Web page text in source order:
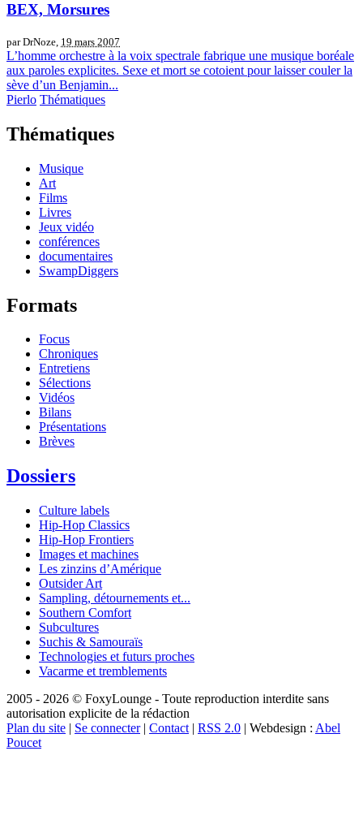
BEX, Morsures
par DrNoze, 19 mars 2007
L’homme orchestre à la voix spectrale fabrique une musique boréale
aux paroles explicites. Sexe et mort se cotoient pour laisser couler la
sève d’un Benjamin...
Pierlo Thématiques
Thématiques
Musique
Art
Films
Livres
Jeux vidéo
conférences
documentaires
SwampDiggers
Formats
Focus
Chroniques
Entretiens
Sélections
Vidéos
Bilans
Présentations
Brèves
Dossiers
Culture labels
Hip-Hop Classics
Hip-Hop Frontiers
Images et machines
Les zinzins d’Amérique
Outsider Art
Sampling, détournements et...
Southern Comfort
Subcultures
Suchis & Samouraïs
Technologies et futurs proches
Vacarme et tremblements
2005 - 2026 © FoxyLounge - Toute reproduction interdite sans
autorisation explicite de la rédaction
Plan du site | Se connecter| Contact | RSS 2.0 | Webdesign : Abel
Poucet